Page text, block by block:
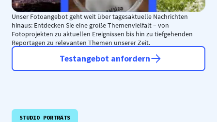
Unser Fotoangebot geht weit über tagesaktuelle Nachrichten
hinaus: Entdecken Sie eine große Themenvielfalt – von
Fotoprojekten zu aktuellen Ereignissen bis hin zu tiefgehenden
Reportagen zu relevanten Themen unserer Zeit.
Testangebot anfordern
STUDIO PORTRÄTS